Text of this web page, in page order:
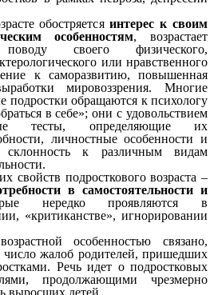
обостряетсяинтерес к своим
особенностям, возрастает
своего физического,
или нравственного
к саморазвитию, повышенная
мировоззрения. Многие
подростки обращаются к психологу
в себе»; они с удовольствием
тесты, определяющие их
личностные особенности и
склонность к различным видам
свойств подросткового возраста –
в самостоятельности и
нередко проявляются в
«критиканстве», игнорировании
особенностью связано,
жалоб родителей, пришедших
Речь идет о подростковых
продолжающими чрезмерно